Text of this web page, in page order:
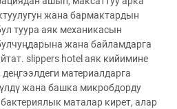
жана бармактардын
туура аяк механикасын
жана байламдарга
slippers hotel аяк кийимине
материалдарга
жана башка микробдорду
маталар кирет, алар